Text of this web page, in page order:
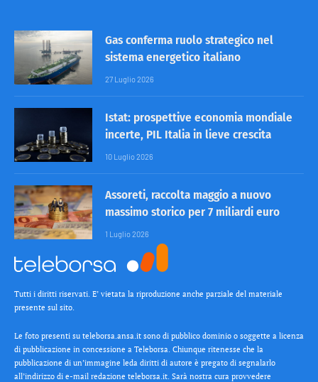
Gas conferma ruolo strategico nel
sistema energetico italiano
27 Luglio 2026
Istat: prospettive economia mondiale
incerte, PIL Italia in lieve crescita
10 Luglio 2026
Assoreti, raccolta maggio a nuovo
massimo storico per 7 miliardi euro
1 Luglio 2026
Tutti i diritti riservati. E’ vietata la riproduzione anche parziale del materiale
presente sul sito.
Le foto presenti su teleborsa.ansa.it sono di pubblico dominio o soggette a licenza
di pubblicazione in concessione a Teleborsa. Chiunque ritenesse che la
pubblicazione di un’immagine leda diritti di autore è pregato di segnalarlo
all’indirizzo di e-mail redazione teleborsa.it. Sarà nostra cura provvedere